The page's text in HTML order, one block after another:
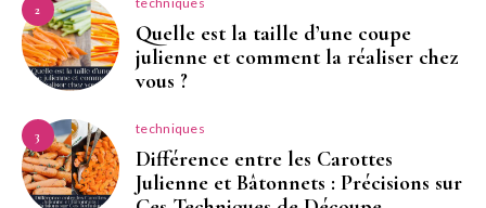
2
Quelle est la taille d’une coupe
julienne et comment la réaliser chez
vous ?
3 techniques
Différence entre les Carottes
Julienne et Bâtonnets : Précisions sur